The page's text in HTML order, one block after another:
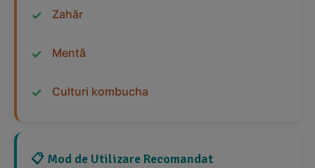
Zahăr
Mentă
Culturi kombucha
📋 Mod de Utilizare Recomandat